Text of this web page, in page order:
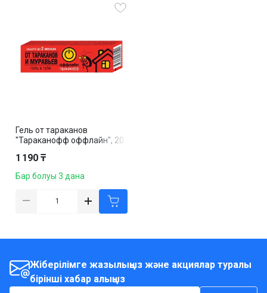
Гель от тараканов
"Тараканофф оффлайн", 20
1 190 ₸
Бар болуы 3 дана
Жіберілімге жазылыңыз және акциялар туралы
бірінші хабар алыңыз